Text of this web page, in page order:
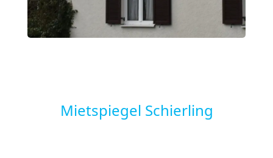
Mietspiegel Schierling